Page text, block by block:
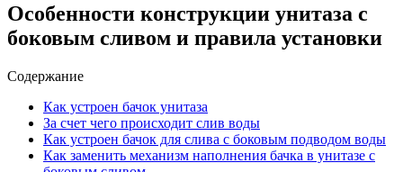
Особенности конструкции унитаза с
боковым сливом и правила установки
Содержание
Как устроен бачок унитаза
За счет чего происходит слив воды
Как устроен бачок для слива с боковым подводом воды
Как заменить механизм наполнения бачка в унитазе с